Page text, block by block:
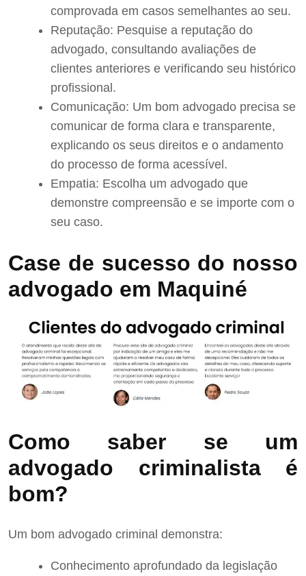
comprovada em casos semelhantes ao seu.
Reputação: Pesquise a reputação do
advogado, consultando avaliações de
clientes anteriores e verificando seu histórico
profissional.
Comunicação: Um bom advogado precisa se
comunicar de forma clara e transparente,
explicando os seus direitos e o andamento
do processo de forma acessível.
Empatia: Escolha um advogado que
demonstre compreensão e se importe com o
seu caso.
Case de sucesso do nosso
advogado em Maquiné
Como saber se um
advogado criminalista é
bom?
Um bom advogado criminal demonstra:
Conhecimento aprofundado da legislação